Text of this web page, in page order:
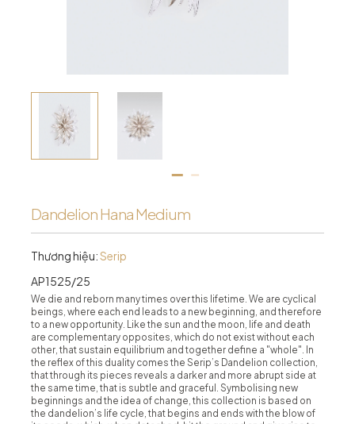
Dandelion Hana Medium
Thương hiệu:Serip
AP1525/25
We die and reborn many times over this lifetime. We are cyclical
beings, where each end leads to a new beginning, and therefore
to a new opportunity. Like the sun and the moon, life and death
are complementary opposites, which do not exist without each
other, that sustain equilibrium and together define a "whole". In
the reflex of this duality comes the Serip’s Dandelion collection,
that through its pieces reveals a darker and more abrupt side at
the same time, that is subtle and graceful. Symbolising new
beginnings and the idea of change, this collection is based on
the dandelion’s life cycle, that begins and ends with the blow of